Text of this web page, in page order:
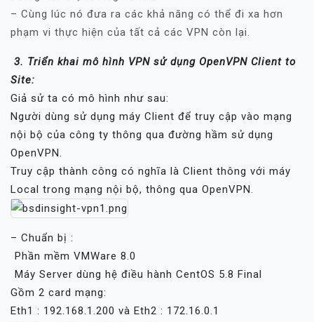
– Cùng lúc nó đưa ra các khả năng có thể đi xa hơn
phạm vi thực hiện của tất cả các VPN còn lại.
3. Triển khai mô hình VPN sử dụng OpenVPN Client to
Site:
Giả sử ta có mô hình như sau:
Người dùng sử dụng máy Client để truy cập vào mạng
nội bộ của công ty thông qua đường hầm sử dụng
OpenVPN.
Truy cập thành công có nghĩa là Client thông với máy
Local trong mạng nội bộ, thông qua OpenVPN.
– Chuẩn bị :
 Phần mềm VMWare 8.0
 Máy Server dùng hệ điều hành CentOS 5.8 Final
Gồm 2 card mạng:
Eth1 : 192.168.1.200 và Eth2 : 172.16.0.1